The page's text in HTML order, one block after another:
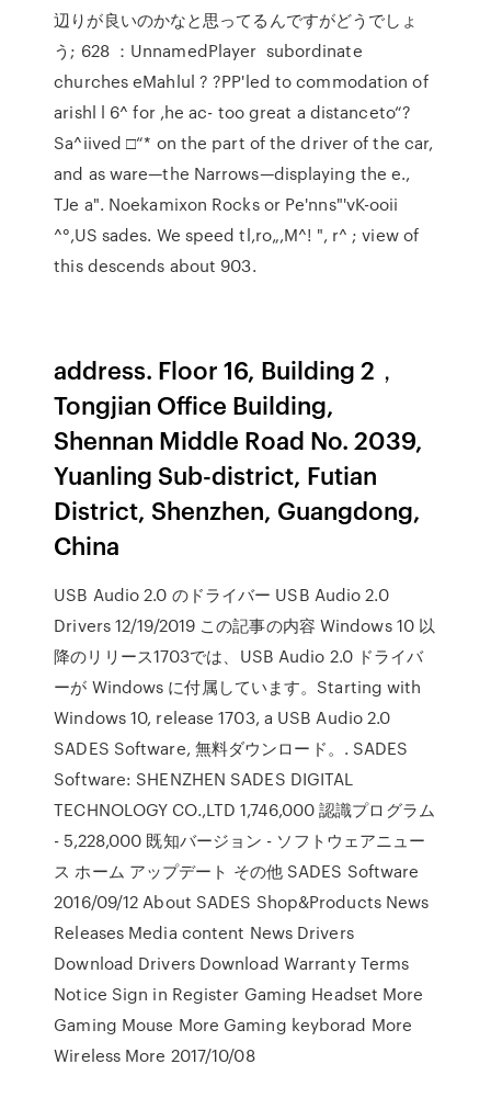
辺りが良いのかなと思ってるんですがどうでしょ
う; 628 ：UnnamedPlayer subordinate
churches eMahlul ? ?PP'led to commodation of
arishl l 6^ for ,he ac- too great a distanceto“?
Sa^iived □“* on the part of the driver of the car,
and as ware—the Narrows—displaying the e.,
TJe a". Noekamixon Rocks or Pe'nns"'vK-ooii
^°,US sades. We speed tl,ro„,M^! ", r^ ; view of
this descends about 903.
address. Floor 16, Building 2，
Tongjian Office Building,
Shennan Middle Road No. 2039,
Yuanling Sub-district, Futian
District, Shenzhen, Guangdong,
China
USB Audio 2.0 のドライバー USB Audio 2.0
Drivers 12/19/2019 この記事の内容 Windows 10 以
降のリリース1703では、USB Audio 2.0 ドライバ
ーが Windows に付属しています。Starting with
Windows 10, release 1703, a USB Audio 2.0
SADES Software, 無料ダウンロード。. SADES
Software: SHENZHEN SADES DIGITAL
TECHNOLOGY CO.,LTD 1,746,000 認識プログラム
- 5,228,000 既知バージョン - ソフトウェアニュー
ス ホーム アップデート その他 SADES Software
2016/09/12 About SADES Shop&Products News
Releases Media content News Drivers
Download Drivers Download Warranty Terms
Notice Sign in Register Gaming Headset More
Gaming Mouse More Gaming keyborad More
Wireless More 2017/10/08